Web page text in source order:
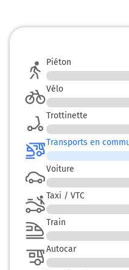
Piéton
Vélo
Trottinette
Transports en
Voiture
Taxi / VTC
Train
Autocar